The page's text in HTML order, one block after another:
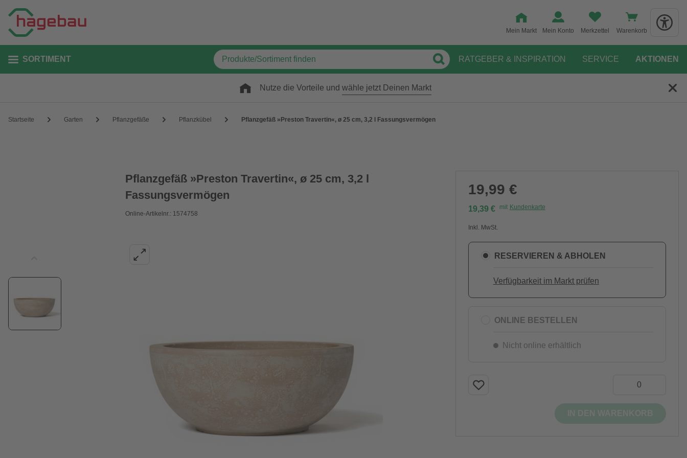
Mein Markt Mein Konto Merkzettel Warenkorb
SORTIMENT RATGEBER & INSPIRATION SERVICE AKTIONEN
Nutze die Vorteile und wähle jetzt Deinen Markt
Startseite Garten Pflanzgefäße Pflanzkübel Pflanzgefäß »Preston Travertin«, ø 25 cm, 3,2 l Fassungsvermögen
Pflanzgefäß »Preston Travertin«, ø 25 cm, 3,2 l
Fassungsvermögen
Online-Artikelnr.: 1574758
19,99 €
19,39 € mit Kundenkarte
Inkl. MwSt.
RESERVIEREN & ABHOLEN
Verfügbarkeit im Markt prüfen
ONLINE BESTELLEN
Nicht online erhältlich